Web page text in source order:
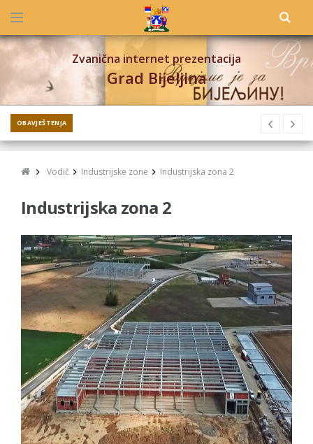
Zvanična internet prezentacija
Grad Bijeljina
OBAVJEŠTENJA
Vodič Industrijske zone Industrijska zona 2
Industrijska zona 2